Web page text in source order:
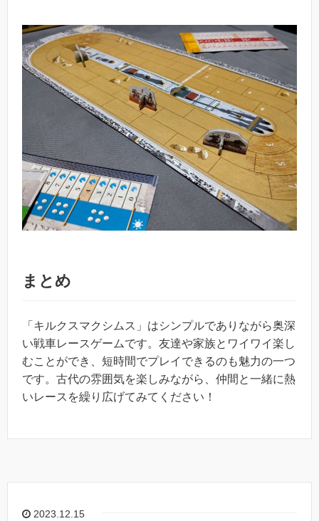
まとめ
「キルクスマクシムス」はシンプルでありながら奥深
い戦車レースゲームです。友達や家族とワイワイ楽し
むことができ、短時間でプレイできるのも魅力の一つ
です。古代の雰囲気を楽しみながら、仲間と一緒に熱
いレースを繰り広げてみてください！
2023.12.15